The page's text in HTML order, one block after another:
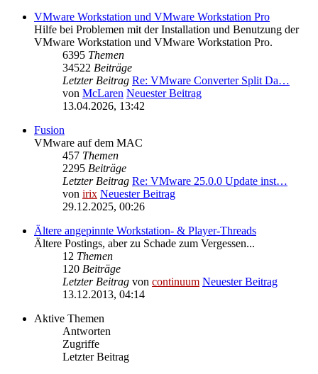
VMware Workstation und VMware Workstation Pro
Hilfe bei Problemen mit der Installation und Benutzung der
VMware Workstation und VMware Workstation Pro.
6395 Themen
34522 Beiträge
Letzter Beitrag Re: VMware Converter Split Da…
von McLaren Neuester Beitrag
13.04.2026, 13:42
Fusion
VMware auf dem MAC
457 Themen
2295 Beiträge
Letzter Beitrag Re: VMware 25.0.0 Update inst…
von irix Neuester Beitrag
29.12.2025, 00:26
Ältere angepinnte Workstation- & Player-Threads
Ältere Postings, aber zu Schade zum Vergessen...
12 Themen
120 Beiträge
Letzter Beitrag von continuum Neuester Beitrag
13.12.2013, 04:14
Aktive Themen
Antworten
Zugriffe
Letzter Beitrag